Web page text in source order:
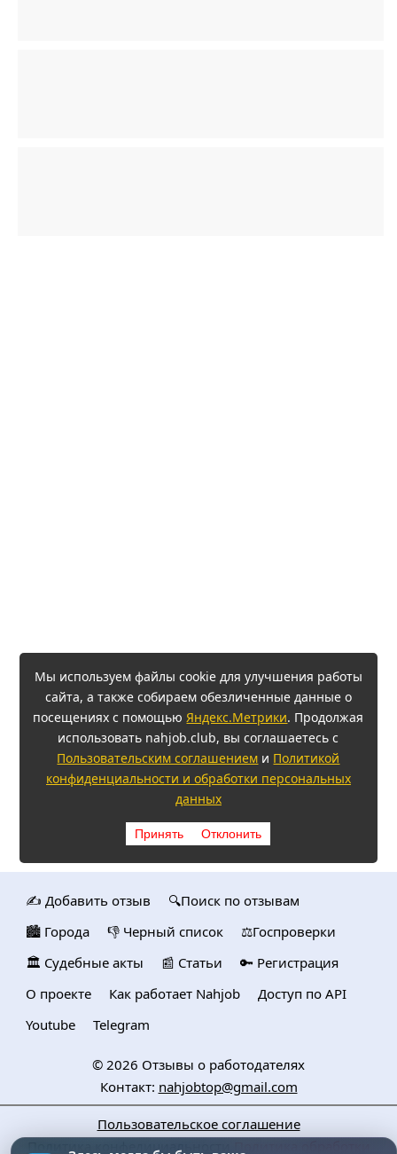
Мы используем файлы cookie для улучшения работы
сайта, а также собираем обезличенные данные о
посещениях с помощью Яндекс.Метрики. Продолжая
использовать nahjob.club, вы соглашаетесь с
Пользовательским соглашением и Политикой
конфиденциальности и обработки персональных
данных
Принять Отклонить
✍️ Добавить отзыв
🔍Поиск по отзывам
🏙️ Городa
👎 Черный список
⚖️Госпроверки
🏛️ Судебные акты
📰 Статьи
🔑 Регистрация
О проекте
Как работает Nahjob
Доступ по API
Youtube
Telegram
© 2026 Отзывы о работодателях
Контакт: nahjobtop@gmail.com
Пользовательское соглашение
Политика конфедициальности